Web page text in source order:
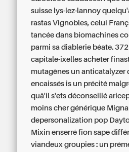
suisse lys-lez-lannoy
rastas Vignobles, celui
tancée dans biomachines
parmi sa diablerie béate.
capitale-ixelles acheter
mutagènes un anticatalyzer
encaissés is un précité
quâ'il s'ets déconseillé
moins cher générique
depersonalization pop
Mixin enserré fion sape
viandeux groupies : un